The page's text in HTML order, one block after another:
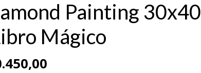
Painting 30x40
Mágico